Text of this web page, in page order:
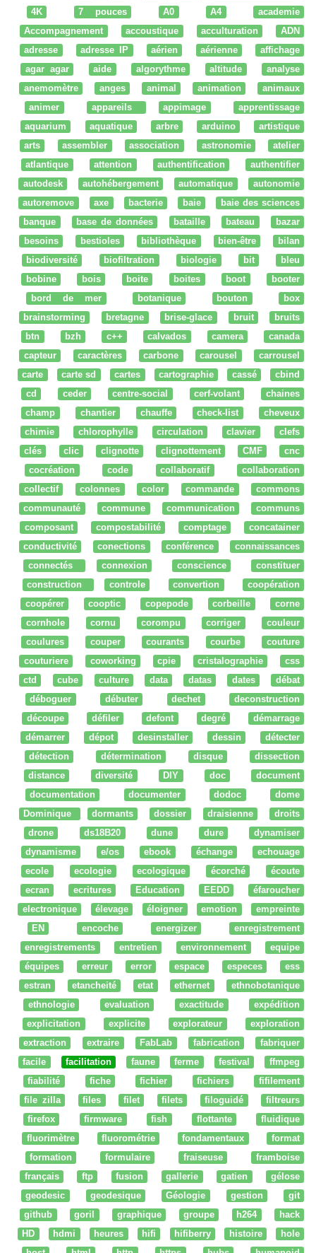
4K
7 pouces A0 A4
academie
Accompagnement
accoustique acculturation
ADN
adresse
adresse IP aérien aérienne
affichage
agar agar
aide algorythme altitude
analyse
anemomètre
anges animal animation
animaux
animer
appareils appimage
apprentissage
aquarium
aquatique arbre arduino
artistique
arts
assembler association astronomie
atelier
atlantique
attention authentification
authentifier
autodesk
autohébergement automatique
autonomie
autoremove
axe bacterie baie
baie des sciences
banque
base de données bataille bateau
bazar
besoins
bestioles bibliothèque bien-être
bilan
biodiversité
biofiltration biologie bit
bleu
bobine
bois boite boites boot
booter
bord de mer
botanique bouton
box
brainstorming
bretagne brise-glace bruit
bruits
btn
bzh c++ calvados camera
canada
capteur
caractères carbone carousel
carrousel
carte
carte sd cartes cartographie cassé
cbind
cd
ceder centre-social cerf-volant
chaines
champ
chantier chauffe check-list
cheveux
chimie
chlorophylle circulation clavier
clefs
clés
clic clignotte clignottement CMF
cnc
cocréation
code collaboratif
collaboration
collectif
colonnes color commande
commons
communauté
commune communication
communs
composant
compostabilité comptage
concatainer
conductivité
conections conférence
connaissances
connectés
connexion conscience
constituer
construction
controle convertion
coopération
coopérer
cooptic copepode corbeille
corne
cornhole
cornu corompu corriger
couleur
coulures
couper courants courbe
couture
couturiere
coworking cpie cristalographie
css
ctd
cube culture data datas dates
débat
déboguer
débuter dechet
deconstruction
découpe
défiler defont degré
démarrage
démarrer
dépot desinstaller dessin
détecter
détection
détermination disque
dissection
distance
diversité DIY doc
document
documentation
documenter dodoc
dome
Dominique
dormants dossier draisienne
droits
drone
ds18B20 dune dure
dynamiser
dynamisme
e/os ebook échange
echouage
ecole
ecologie ecologique écorché
écoute
ecran
ecritures Education EEDD
éfaroucher
electronique
élevage éloigner emotion
empreinte
EN
encoche energizer
enregistrement
enregistrements
entretien environnement
equipe
équipes
erreur error espace especes
ess
estran
etancheité etat ethernet
ethnobotanique
ethnologie
evaluation exactitude
expédition
explicitation
explicite explorateur
exploration
extraction
extraire FabLab fabrication
fabriquer
facile
facilitation faune ferme festival
ffmpeg
fiabilité
fiche fichier fichiers
fifilement
file zilla
files filet filets filoguidé
filtreurs
firefox
firmware fish flottante
fluidique
fluorimètre
fluorométrie fondamentaux
format
formation
formulaire fraiseuse
framboise
français
ftp fusion gallerie gatien
gélose
geodesic
geodesique Géologie gestion
git
github
goril graphique groupe h264
hack
HD
hdmi heures hifi hifiberry histoire
hole